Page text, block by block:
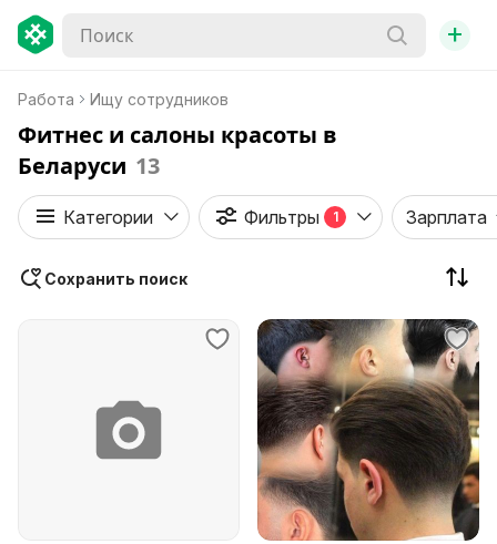
+
Работа Ищу сотрудников
Фитнес и салоны красоты в
Беларуси 13
Категории Фильтры 1 Зарплата
Сохранить поиск